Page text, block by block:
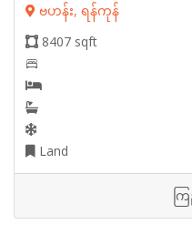
ဗဟန်း, ရန်ကုန်
8407 sqft
Land
က